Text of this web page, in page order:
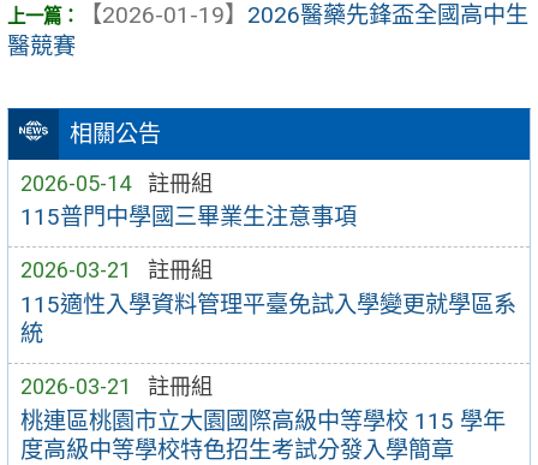
相關公告
2026-05-14 註冊組
115普門中學國三畢業生注意事項
2026-03-21 註冊組
115適性入學資料管理平臺免試入學變更就學區系
統
2026-03-21 註冊組
桃連區桃園市立大園國際高級中等學校 115 學年
度高級中等學校特色招生考試分發入學簡章
【2026-01-19】 2026醫藥先鋒盃全國高中生
醫競賽